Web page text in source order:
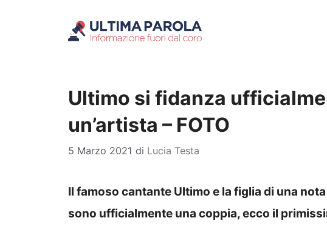
Ultimo si fidanza
un’artista – FOTO
5 Marzo 2021 di Lucia Testa
Il famoso cantante Ultimo e la figlia di una
sono ufficialmente una coppia, ecco il